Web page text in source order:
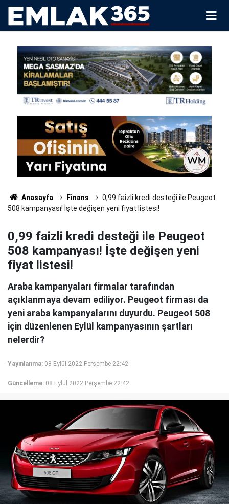
Anasayfa Finans
0,99 faizli kredi desteği ile Peugeot
508 kampanyası! İşte değişen yeni fiyat listesi!
0,99 faizli kredi desteği ile Peugeot
508 kampanyası! İşte değişen yeni
fiyat listesi!
Araba kampanyaları firmalar tarafından
açıklanmaya devam ediliyor. Peugeot firması da
yeni araba kampanyalarını duyurdu. Peugeot 508
için düzenlenen Eylül kampanyasının şartları
nelerdir?
Yayınlanma: 08 Eylül 2022 Perşembe 22:42
Güncelleme: 08 Eylül 2022 Perşembe 22:42